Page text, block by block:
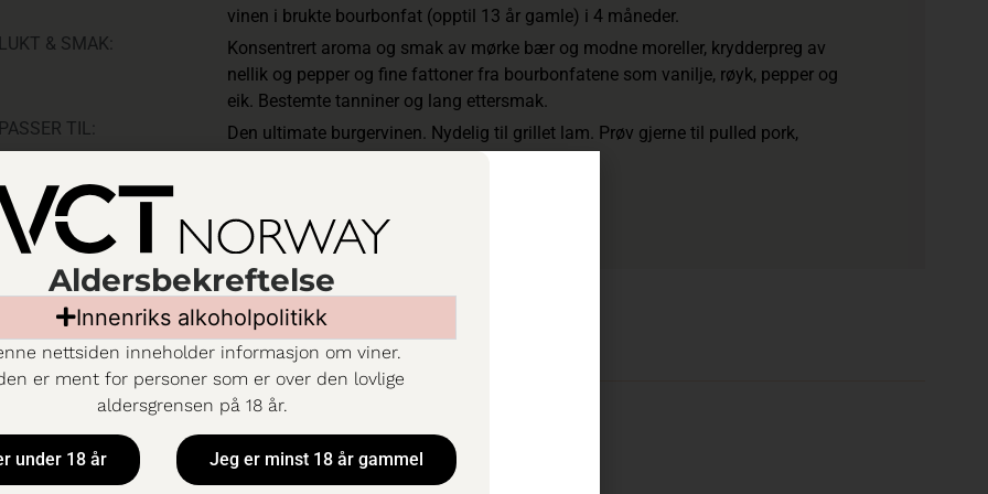
vinen i brukte bourbonfat (opptil 13 år gamle) i 4 måneder.
LUKT & SMAK:
Konsentrert aroma og smak av mørke bær og modne moreller, krydderpreg av
nellik og pepper og fine fattoner fra bourbonfatene som vanilje, røyk, pepper og
eik. Bestemte tanniner og lang ettersmak.
PASSER TIL:
Den ultimate burgervinen. Nydelig til grillet lam. Prøv gjerne til pulled pork,
SUKKER:
8 g/l
ALKOHOL:
14,5 %
Til Vinmonopolet
Aldersbekreftelse
Innenriks alkoholpolitikk
nettsiden inneholder informasjon om viner.
er ment for personer som er over den lovlige
aldersgrensen på 18 år.
under 18 år Jeg er minst 18 år gammel